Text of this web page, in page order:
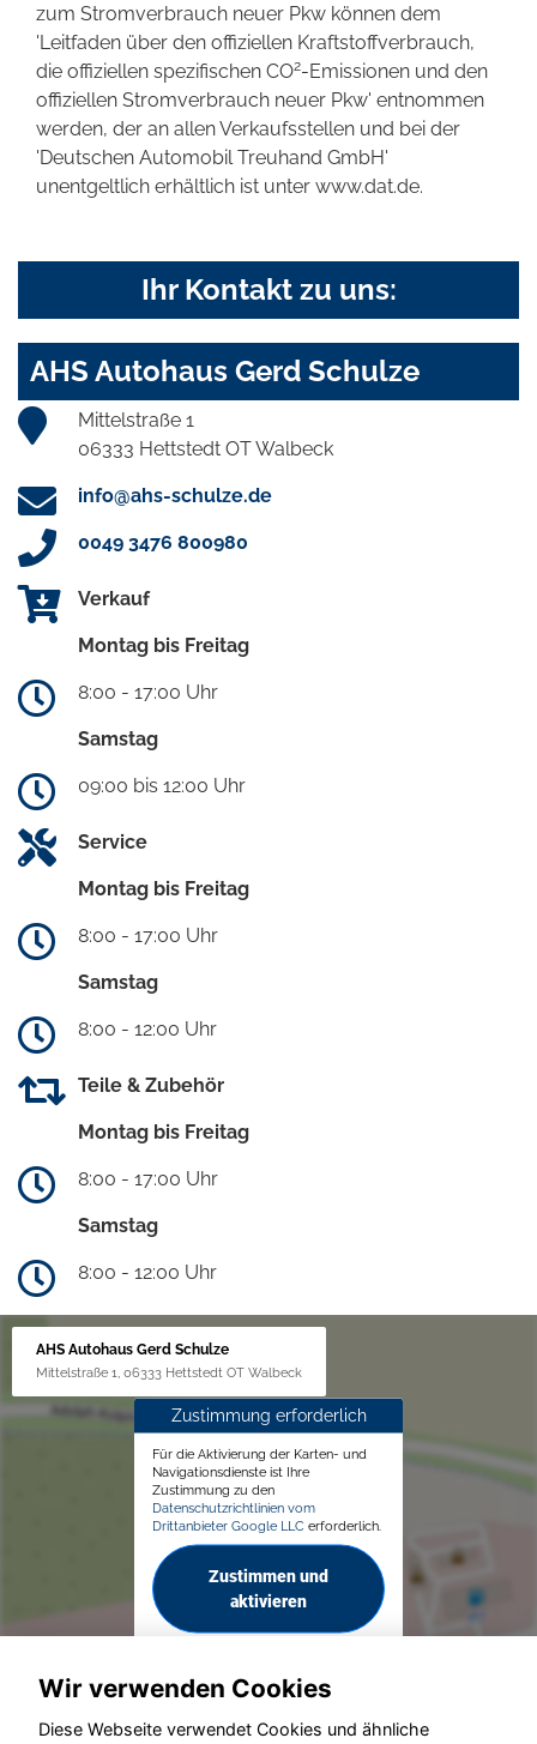
zum Stromverbrauch neuer Pkw können dem
'Leitfaden über den offiziellen Kraftstoffverbrauch,
die offiziellen spezifischen CO2-Emissionen und den
offiziellen Stromverbrauch neuer Pkw' entnommen
werden, der an allen Verkaufsstellen und bei der
'Deutschen Automobil Treuhand GmbH'
unentgeltlich erhältlich ist unter www.dat.de.
Ihr Kontakt zu uns:
AHS Autohaus Gerd Schulze
Mittelstraße 1
06333 Hettstedt OT Walbeck
info@ahs-schulze.de
0049 3476 800980
Verkauf
Montag bis Freitag
8:00 - 17:00 Uhr
Samstag
09:00 bis 12:00 Uhr
Service
Montag bis Freitag
8:00 - 17:00 Uhr
Samstag
8:00 - 12:00 Uhr
Teile & Zubehör
Montag bis Freitag
8:00 - 17:00 Uhr
Samstag
8:00 - 12:00 Uhr
AHS Autohaus Gerd Schulze
Mittelstraße 1, 06333 Hettstedt OT Walbeck
Zustimmung erforderlich
Für die Aktivierung der Karten- und
Navigationsdienste ist Ihre
Zustimmung zu den
Datenschutzrichtlinien vom
Drittanbieter Google LLC erforderlich.
Zustimmen und
aktivieren
Wir verwenden Cookies
Diese Webseite verwendet Cookies und ähnliche